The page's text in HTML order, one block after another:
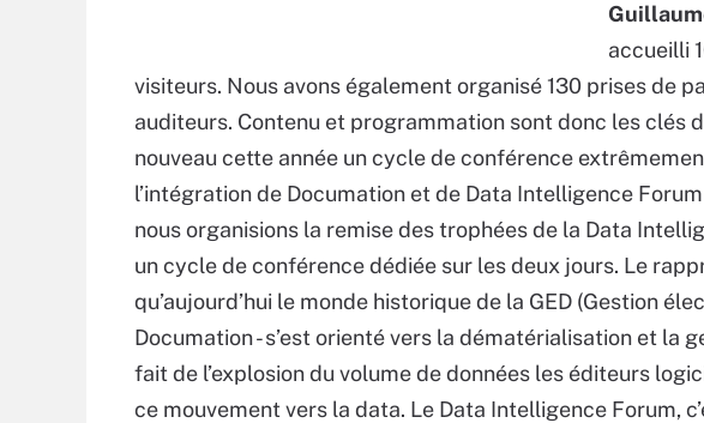
accueilli
visiteurs. Nous avons également organisé 130 prises de
auditeurs. Contenu et programmation sont donc les clés
nouveau cette année un cycle de conférence
l’intégration de Documation et de Data Intelligence
nous organisions la remise des trophées de la Data
un cycle de conférence dédiée sur les deux jours. Le
qu’aujourd’hui le monde historique de la GED (Gestion
Documation - s’est orienté vers la dématérialisation et la
fait de l’explosion du volume de données les éditeurs
ce mouvement vers la data. Le Data Intelligence Forum,